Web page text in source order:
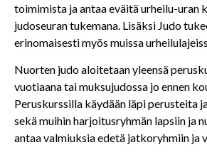
toimimista ja antaa eväitä urheilu-uran
judoseuran tukemana. Lisäksi Judo
erinomaisesti myös muissa
Nuorten judo aloitetaan yleensä
vuotiaana tai muksujudossa jo ennen
Peruskurssilla käydään läpi perusteita
sekä muihin harjoitusryhmän lapsiin ja
antaa valmiuksia edetä jatkoryhmiin ja